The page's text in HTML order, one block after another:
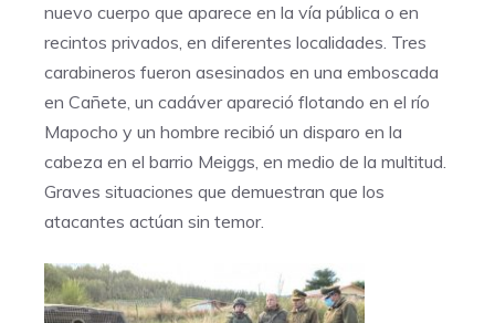
nuevo cuerpo que aparece en la vía pública o en
recintos privados, en diferentes localidades. Tres
carabineros fueron asesinados en una emboscada
en Cañete, un cadáver apareció flotando en el río
Mapocho y un hombre recibió un disparo en la
cabeza en el barrio Meiggs, en medio de la multitud.
Graves situaciones que demuestran que los
atacantes actúan sin temor.